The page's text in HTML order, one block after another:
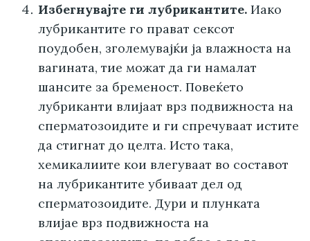
Избегнувајте ги лубрикантите. Иако
лубрикантите го прават сексот
поудобен, зголемувајќи ја влажноста на
вагината, тие можат да ги намалат
шансите за бременост. Повеќето
лубриканти влијаат врз подвижноста на
сперматозоидите и ги спречуваат истите
да стигнат до целта. Исто така,
хемикалиите кои влегуваат во составот
на лубрикантите убиваат дел од
сперматозоидите. Дури и плунката
влијае врз подвижноста на